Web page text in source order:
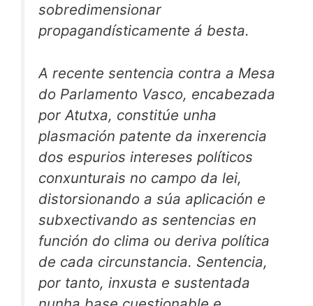
sobredimensionar
propagandísticamente á besta.
A recente sentencia contra a Mesa
do Parlamento Vasco, encabezada
por Atutxa, constitúe unha
plasmación patente da inxerencia
dos espurios intereses políticos
conxunturais no campo da lei,
distorsionando a súa aplicación e
subxectivando as sentencias en
función do clima ou deriva política
de cada circunstancia. Sentencia,
por tanto, inxusta e sustentada